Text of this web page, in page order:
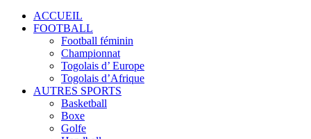
ACCUEIL
FOOTBALL
Football féminin
Championnat
Togolais d’ Europe
Togolais d’Afrique
AUTRES SPORTS
Basketball
Boxe
Golfe